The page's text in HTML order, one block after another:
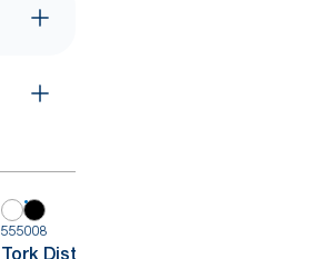
555008
Tork Distributeur de Papier